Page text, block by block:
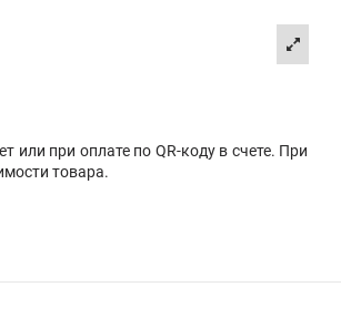
или при оплате по QR-коду в счете. При
товара.